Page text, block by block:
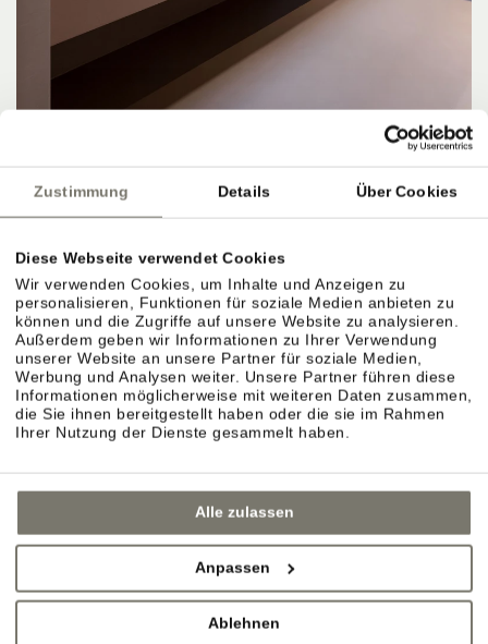
Zustimmung Details Über Cookies
Diese Webseite verwendet Cookies
Wir verwenden Cookies, um Inhalte und Anzeigen zu
personalisieren, Funktionen für soziale Medien anbieten zu
können und die Zugriffe auf unsere Website zu analysieren.
Außerdem geben wir Informationen zu Ihrer Verwendung
unserer Website an unsere Partner für soziale Medien,
Werbung und Analysen weiter. Unsere Partner führen diese
Informationen möglicherweise mit weiteren Daten zusammen,
die Sie ihnen bereitgestellt haben oder die sie im Rahmen
Ihrer Nutzung der Dienste gesammelt haben.
Alle zulassen
Anpassen
Ablehnen
APARTMENTS, PREISE & LEISTUNGEN
Apartments & Preiskategorien im Überblick.
Verschiedene Größen für unterschiedliche
Bedürfnisse. Preise richten sich nach Saison,
Größe und Ausstattung.
Inklusivleistungen für Rittstein-Gäste.
Wellnessbereiche (ausgewählt), WLAN, Parken,
Guestpass, Zugang zu Außenanlagen und Gärten.
Apartment-Freiheit, Hotel-Extras.